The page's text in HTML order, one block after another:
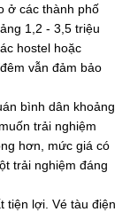
ở các thành phố
1,2 - 3,5 triệu
hostel hoặc
vẫn đảm bảo
bình dân khoảng
trải nghiệm
hơn, mức giá có
trải nghiệm đáng
tiện lợi. Vé tàu điện